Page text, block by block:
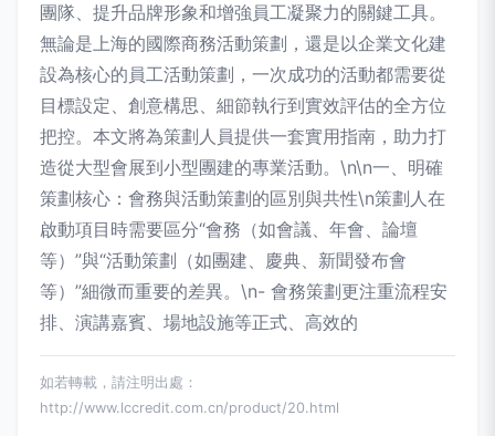
團隊、提升品牌形象和增強員工凝聚力的關鍵工具。
無論是上海的國際商務活動策劃，還是以企業文化建
設為核心的員工活動策劃，一次成功的活動都需要從
目標設定、創意構思、細節執行到實效評估的全方位
把控。本文將為策劃人員提供一套實用指南，助力打
造從大型會展到小型團建的專業活動。\n\n一、明確
策劃核心：會務與活動策劃的區別與共性\n策劃人在
啟動項目時需要區分“會務（如會議、年會、論壇
等）”與“活動策劃（如團建、慶典、新聞發布會
等）”細微而重要的差異。\n- 會務策劃更注重流程安
排、演講嘉賓、場地設施等正式、高效的
如若轉載，請注明出處：
http://www.lccredit.com.cn/product/20.html